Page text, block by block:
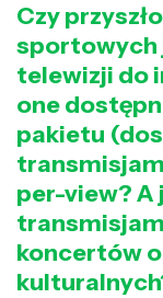
Czy
sportowych
telewizji do
one
pakietu
per-view? A
koncertów